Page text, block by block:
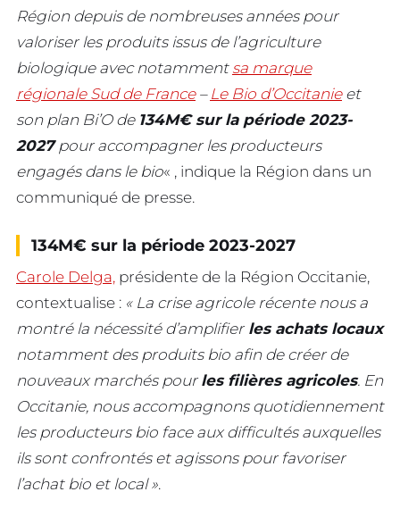
Région depuis de nombreuses années pour
valoriser les produits issus de l’agriculture
biologique avec notamment sa marque
régionale Sud de France– Le Bio d’Occitanieet
son plan Bi’O de 134M€ sur la période 2023-
2027pour accompagner les producteurs
engagés dans le bio« , indique la Région dans un
communiqué de presse.
134M€ sur la période 2023-2027
Carole Delga, présidente de la Région Occitanie,
contextualise : « La crise agricole récente nous a
montré la nécessité d’amplifierles achats locaux
notamment des produits bio afin de créer de
nouveaux marchés pourles filières agricoles. En
Occitanie, nous accompagnons quotidiennement
les producteurs bio face aux difficultés auxquelles
ils sont confrontés et agissons pour favoriser
l’achat bio et local ».